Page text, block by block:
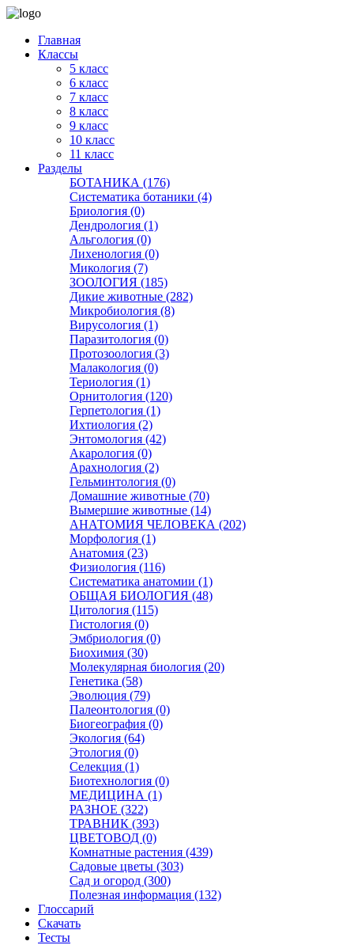
Главная
Классы
5 класс
6 класс
7 класс
8 класс
9 класс
10 класс
11 класс
Разделы
БОТАНИКА (176)
Систематика ботаники (4)
Бриология (0)
Дендрология (1)
Альгология (0)
Лихенология (0)
Микология (7)
ЗООЛОГИЯ (185)
Дикие животные (282)
Микробиология (8)
Вирусология (1)
Паразитология (0)
Протозоология (3)
Малакология (0)
Териология (1)
Орнитология (120)
Герпетология (1)
Ихтиология (2)
Энтомология (42)
Акарология (0)
Арахнология (2)
Гельминтология (0)
Домашние животные (70)
Вымершие животные (14)
АНАТОМИЯ ЧЕЛОВЕКА (202)
Морфология (1)
Анатомия (23)
Физиология (116)
Систематика анатомии (1)
ОБЩАЯ БИОЛОГИЯ (48)
Цитология (115)
Гистология (0)
Эмбриология (0)
Биохимия (30)
Молекулярная биология (20)
Генетика (58)
Эволюция (79)
Палеонтология (0)
Биогеография (0)
Экология (64)
Этология (0)
Селекция (1)
Биотехнология (0)
МЕДИЦИНА (1)
РАЗНОЕ (322)
ТРАВНИК (393)
ЦВЕТОВОД (0)
Комнатные растения (439)
Садовые цветы (303)
Сад и огород (300)
Полезная информация (132)
Глоссарий
Скачать
Тесты